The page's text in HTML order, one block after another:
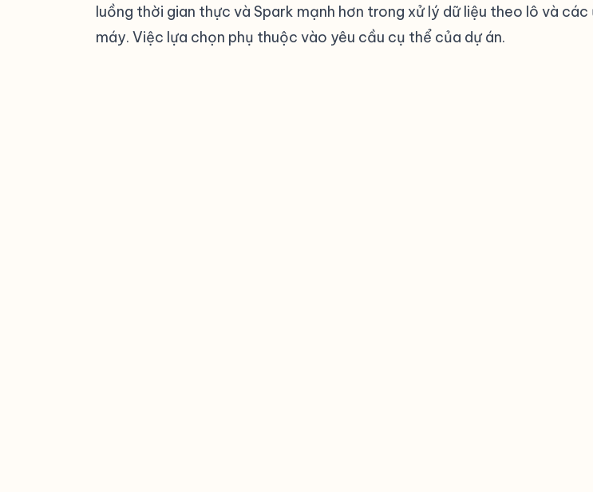
luồng thời gian thực và Spark mạnh hơn trong xử lý dữ liệu theo lô và các
máy. Việc lựa chọn phụ thuộc vào yêu cầu cụ thể của dự án.